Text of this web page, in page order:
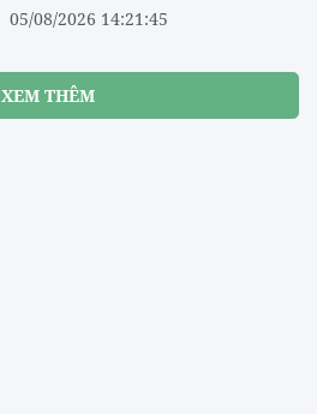
05/08/2026 14:21:45
XEM THÊM